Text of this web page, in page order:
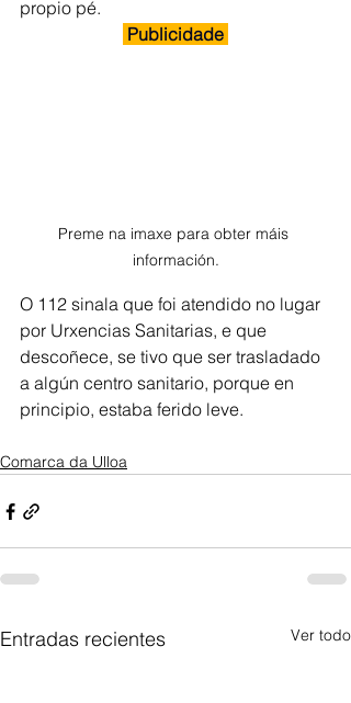
propio pé.
Publicidade
Preme na imaxe para obter máis
información.
O 112 sinala que foi atendido no lugar
por Urxencias Sanitarias, e que
descoñece, se tivo que ser trasladado
a algún centro sanitario, porque en
principio, estaba ferido leve.
Comarca da Ulloa
Entradas recientes Ver todo